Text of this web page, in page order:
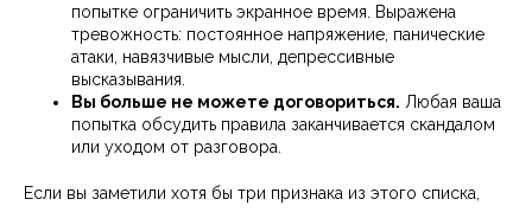
попытке ограничить экранное время. Выражена
тревожность: постоянное напряжение, панические
атаки, навязчивые мысли, депрессивные
высказывания.
Вы больше не можете договориться. Любая ваша
попытка обсудить правила заканчивается скандалом
или уходом от разговора.
Если вы заметили хотя бы три признака из этого списка,